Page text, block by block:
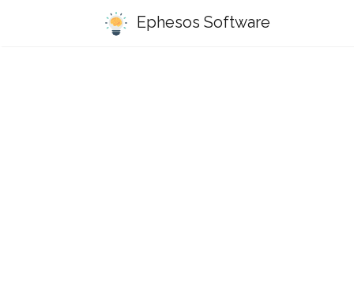
Ephesos Software